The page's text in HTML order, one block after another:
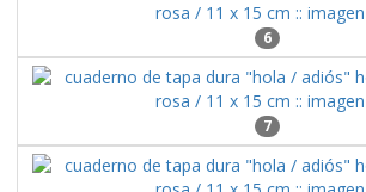
6
7